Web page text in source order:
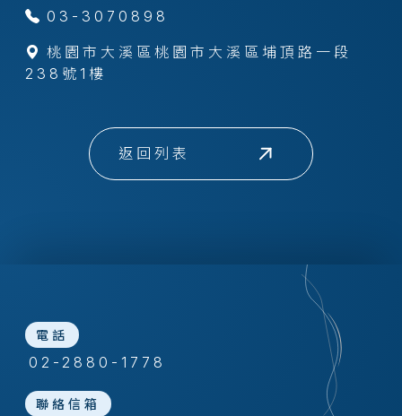
03-3070898
桃園市大溪區桃園市大溪區埔頂路一段
238號1樓
返回列表
電話
02-2880-1778
聯絡信箱